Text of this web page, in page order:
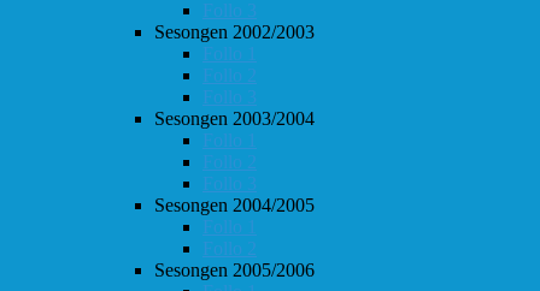
Follo 3
Sesongen 2002/2003
Follo 1
Follo 2
Follo 3
Sesongen 2003/2004
Follo 1
Follo 2
Follo 3
Sesongen 2004/2005
Follo 1
Follo 2
Sesongen 2005/2006